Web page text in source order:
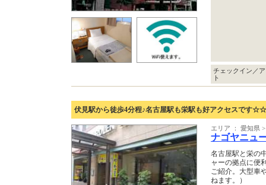
チェックイン／
ト
伏見駅から徒歩4分程♪名古屋駅も栄駅も好アクセスです☆☆
エリア ： 愛知県
ナゴヤニュ
名古屋駅と栄の
ャーの拠点に便
ご紹介。大型車
ねます。）